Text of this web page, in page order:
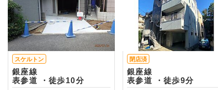
スケルトン
銀座線
表参道 ・徒歩10分
閉店済
銀座線
表参道 ・徒歩9分